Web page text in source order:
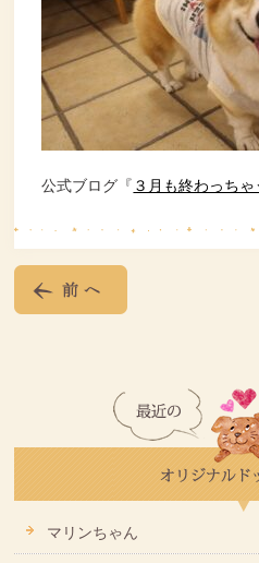
公式ブログ『 ３月も終わっちゃ
マリンちゃん